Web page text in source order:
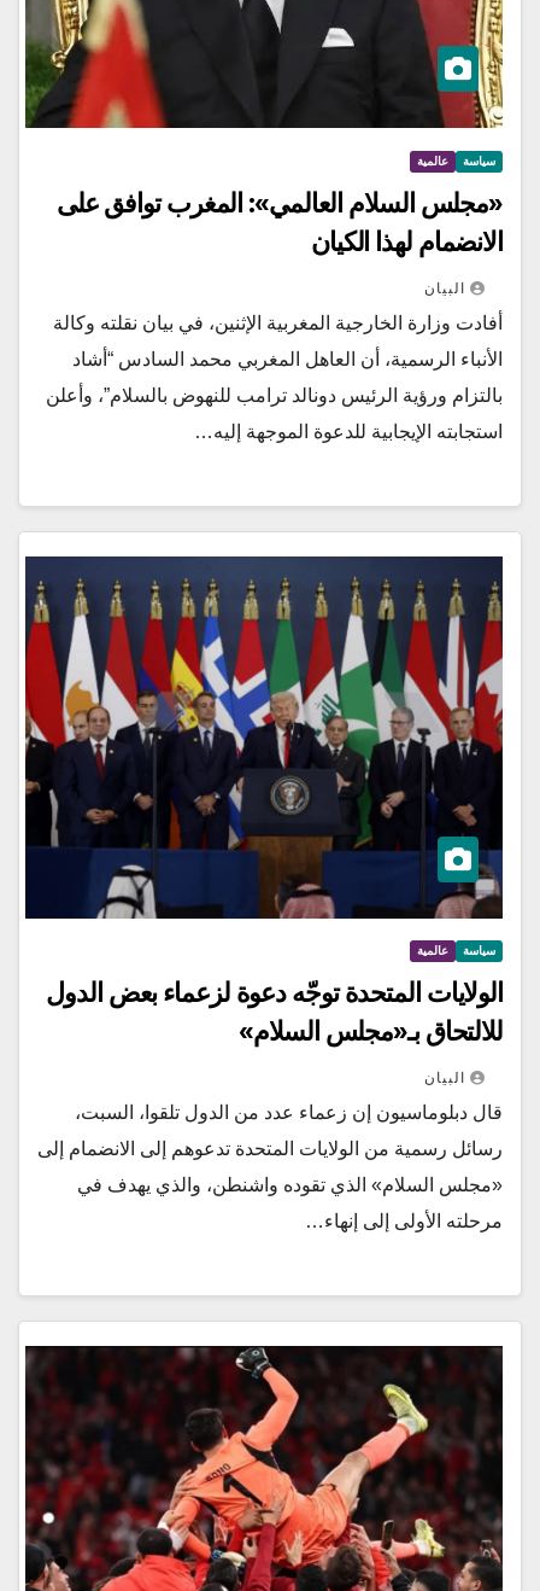
سياسة عالمية
«مجلس السلام العالمي»: المغرب توافق على
الانضمام لهذا الكيان
البيان
أفادت وزارة الخارجية المغربية الإثنين، في بيان نقلته وكالة
الأنباء الرسمية، أن العاهل المغربي محمد السادس “أشاد
بالتزام ورؤية الرئيس دونالد ترامب للنهوض بالسلام”، وأعلن
استجابته الإيجابية للدعوة الموجهة إليه…
سياسة عالمية
الولايات المتحدة توجّه دعوة لزعماء بعض الدول
للالتحاق بـ«مجلس السلام»
البيان
قال دبلوماسيون إن زعماء عدد من الدول تلقوا، السبت،
رسائل رسمية من الولايات المتحدة تدعوهم إلى الانضمام إلى
«مجلس السلام» الذي تقوده واشنطن، والذي يهدف في
مرحلته الأولى إلى إنهاء…